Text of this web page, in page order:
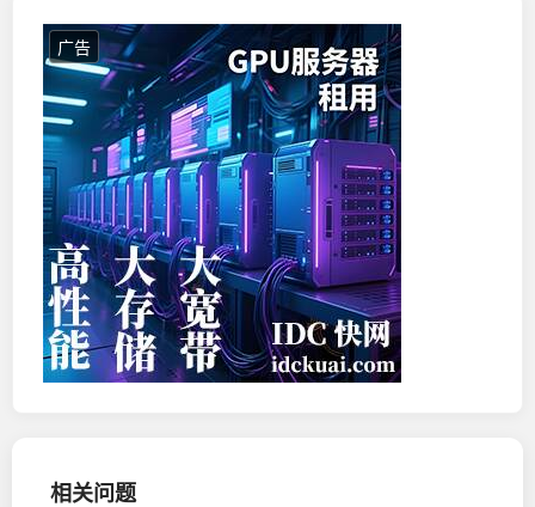
广告
相关问题